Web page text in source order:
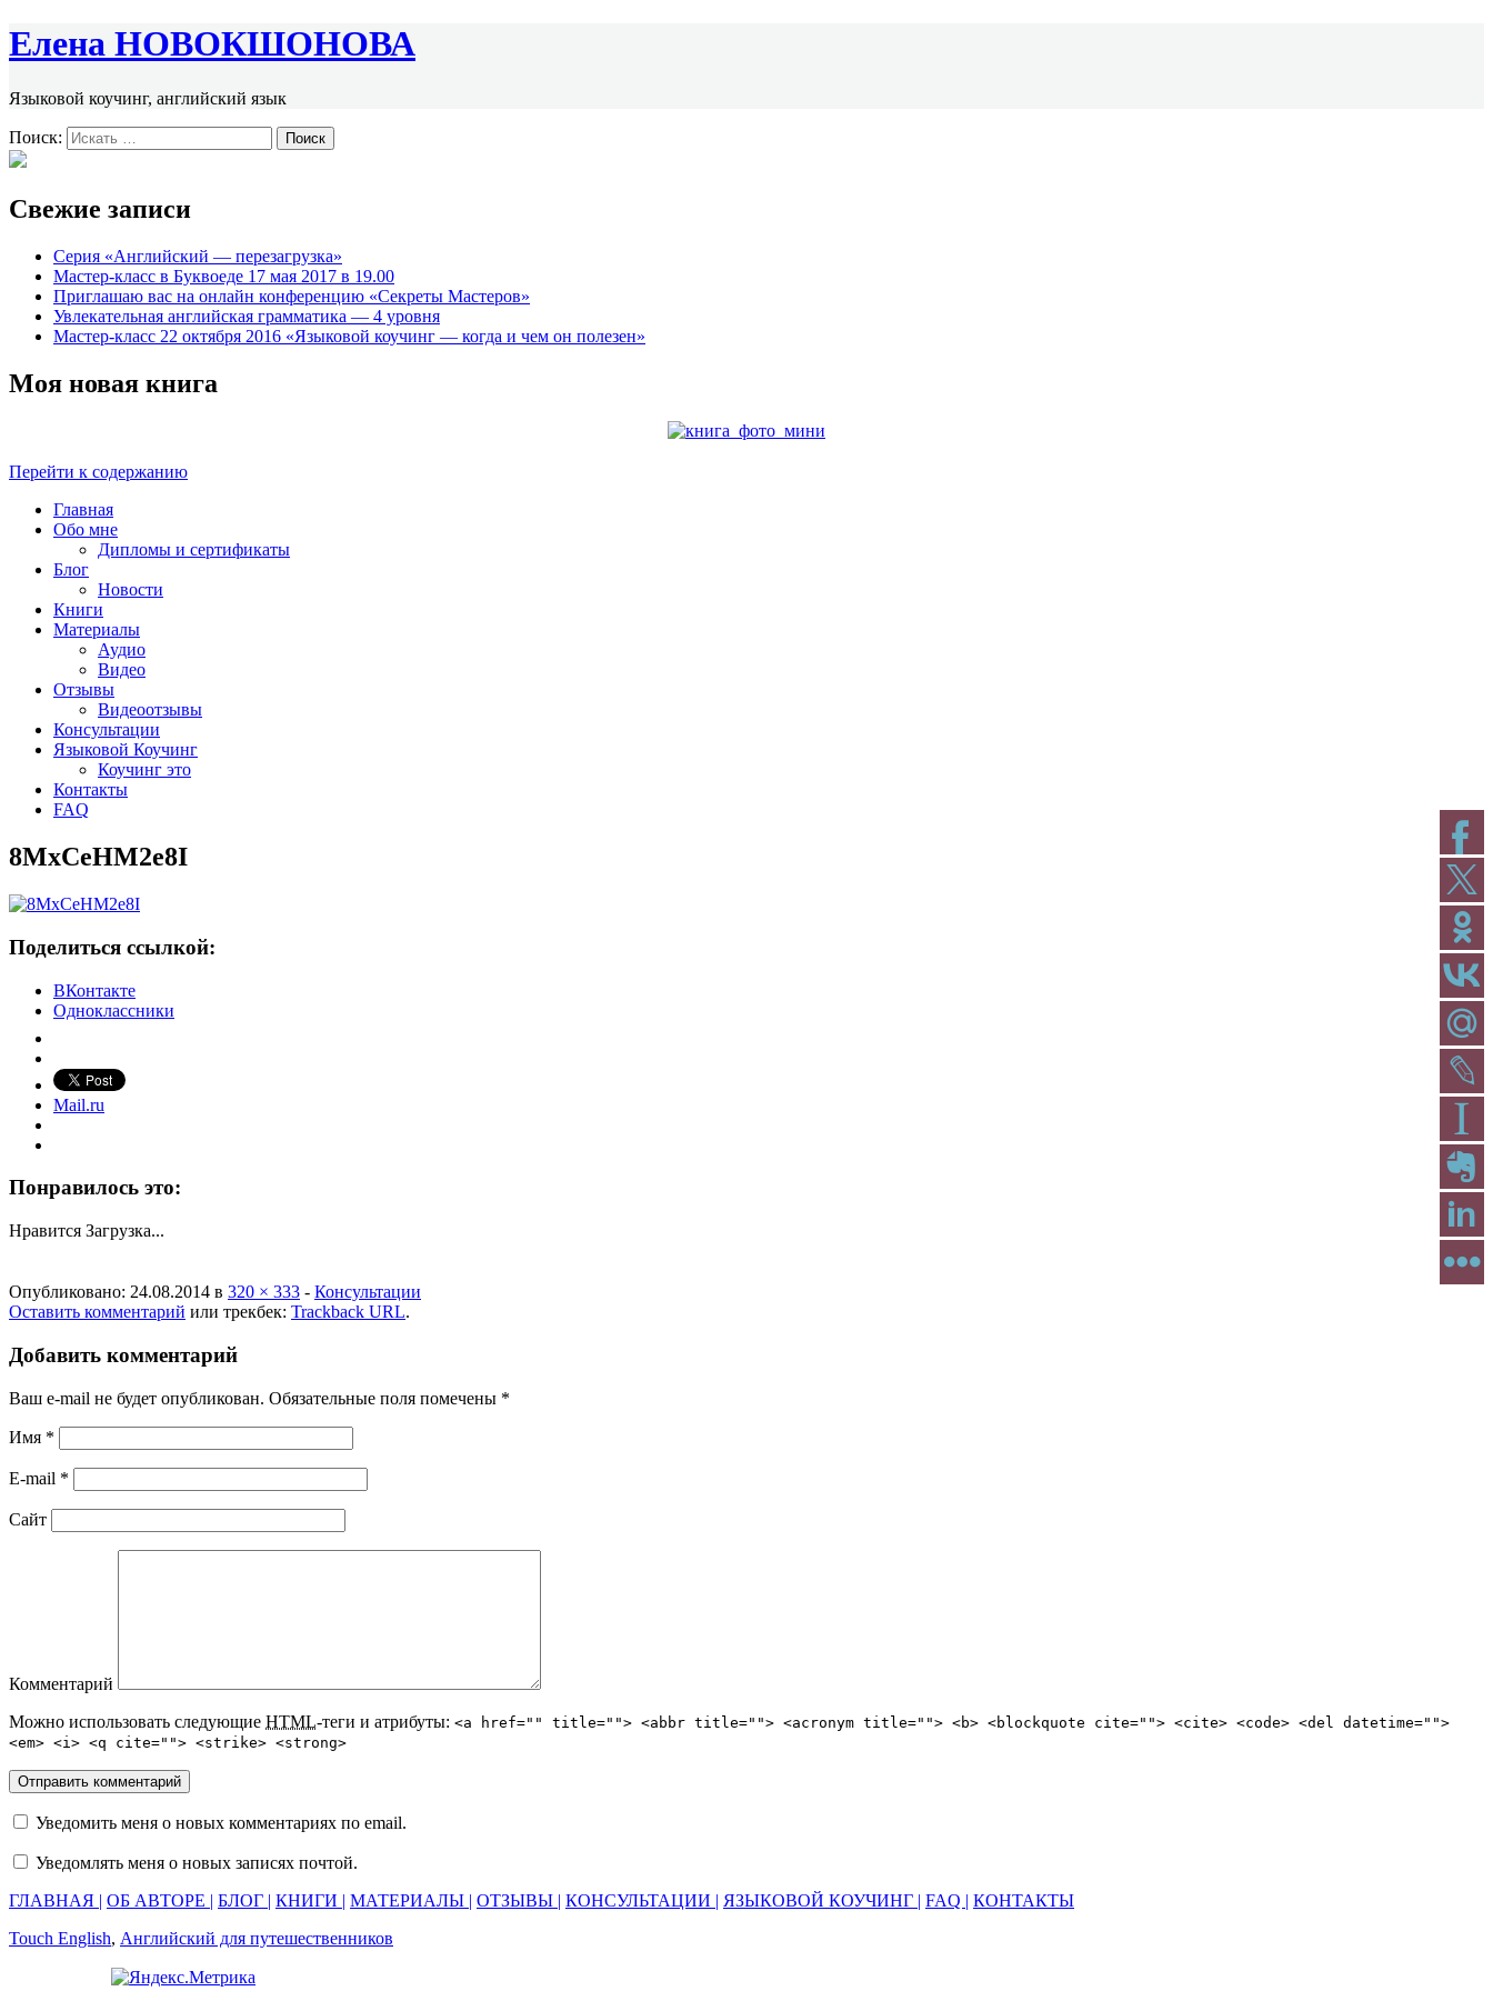
Елена НОВОКШОНОВА
Языковой коучинг, английский язык
Поиск:
Свежие записи
Серия «Английский — перезагрузка»
Мастер-класс в Буквоеде 17 мая 2017 в 19.00
Приглашаю вас на онлайн конференцию «Секреты Мастеров»
Увлекательная английская грамматика — 4 уровня
Мастер-класс 22 октября 2016 «Языковой коучинг — когда и чем он полезен»
Моя новая книга
Перейти к содержанию
Главная
Обо мне
Дипломы и сертификаты
Блог
Новости
Книги
Материалы
Аудио
Видео
Отзывы
Видеоотзывы
Консультации
Языковой Коучинг
Коучинг это
Контакты
FAQ
8MxCeHM2e8I
Поделиться ссылкой:
ВКонтакте
Одноклассники
Mail.ru
Понравилось это:
Нравится Загрузка...
Опубликовано: 24.08.2014 в 320 × 333 - Консультации
Оставить комментарий или трекбек: Trackback URL.
Добавить комментарий
Ваш e-mail не будет опубликован. Обязательные поля помечены *
Имя *
E-mail *
Сайт
Комментарий
Можно использовать следующие HTML-теги и атрибуты: <a href="" title=""> <abbr title=""> <acronym title=""> <b> <blockquote cite=""> <cite> <code> <del datetime="">
<em> <i> <q cite=""> <strike> <strong>
Уведомить меня о новых комментариях по email.
Уведомлять меня о новых записях почтой.
ГЛАВНАЯ | ОБ АВТОРЕ | БЛОГ | КНИГИ | МАТЕРИАЛЫ | ОТЗЫВЫ | КОНСУЛЬТАЦИИ | ЯЗЫКОВОЙ КОУЧИНГ | FAQ | КОНТАКТЫ
Touch English, Английский для путешественников